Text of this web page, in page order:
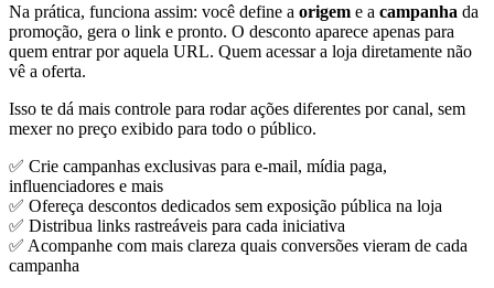
Na prática, funciona assim: você define a origem e a campanha da
promoção, gera o link e pronto. O desconto aparece apenas para
quem entrar por aquela URL. Quem acessar a loja diretamente não
vê a oferta.
Isso te dá mais controle para rodar ações diferentes por canal, sem
mexer no preço exibido para todo o público.
✅ Crie campanhas exclusivas para e-mail, mídia paga,
influenciadores e mais
✅ Ofereça descontos dedicados sem exposição pública na loja
✅ Distribua links rastreáveis para cada iniciativa
✅ Acompanhe com mais clareza quais conversões vieram de cada
campanha